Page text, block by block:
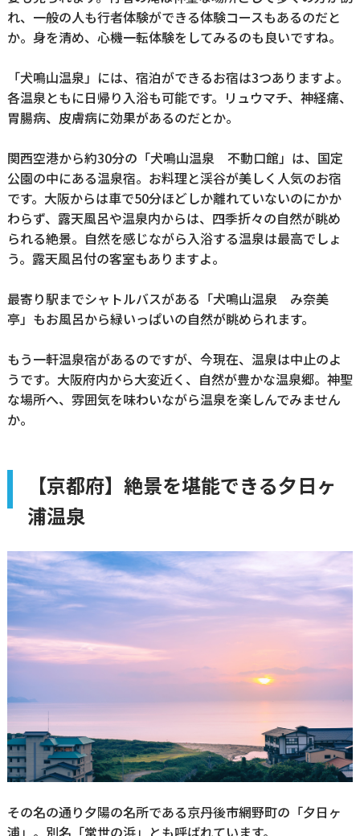
れ、一般の人も行者体験ができる体験コースもあるのだと
か。身を清め、心機一転体験をしてみるのも良いですね。
「犬鳴山温泉」には、宿泊ができるお宿は3つありますよ。
各温泉ともに日帰り入浴も可能です。リュウマチ、神経痛、
胃腸病、皮膚病に効果があるのだとか。
関西空港から約30分の「犬鳴山温泉 不動口館」は、国定
公園の中にある温泉宿。お料理と渓谷が美しく人気のお宿
です。大阪からは車で50分ほどしか離れていないのにかか
わらず、露天風呂や温泉内からは、四季折々の自然が眺め
られる絶景。自然を感じながら入浴する温泉は最高でしょ
う。露天風呂付の客室もありますよ。
最寄り駅までシャトルバスがある「犬鳴山温泉 み奈美
亭」もお風呂から緑いっぱいの自然が眺められます。
もう一軒温泉宿があるのですが、今現在、温泉は中止のよ
うです。大阪府内から大変近く、自然が豊かな温泉郷。神聖
な場所へ、雰囲気を味わいながら温泉を楽しんでみません
か。
【京都府】絶景を堪能できる夕日ヶ
浦温泉
その名の通り夕陽の名所である京丹後市網野町の「夕日ヶ
浦」。別名「常世の浜」とも呼ばれています。